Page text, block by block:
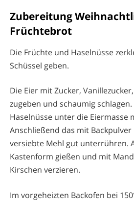
Zubereitung
Früchtebrot
Die Früchte und Haselnüsse
Schüssel geben.
Die Eier mit Zucker,
zugeben und schaumig
Haselnüsse unter die Eiermasse
Anschließend das mit
versiebte Mehl gut unterrühren.
Kastenform gießen und mit
Kirschen verzieren.
Im vorgeheizten Backofen bei